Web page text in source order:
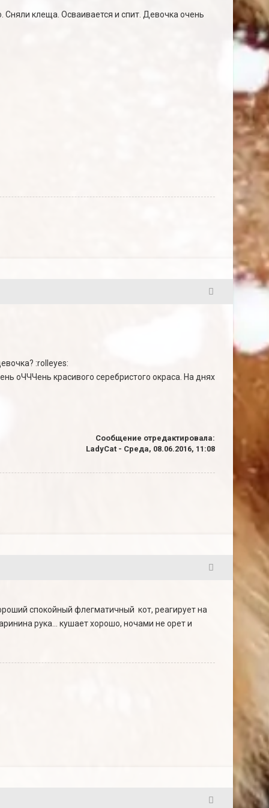
Сняли клеща. Осваивается и спит. Девочка очень
:rolleyes:
оЧЧЧень красивого серебристого окраса. На днях
Сообщение отредактировала:
LadyCat - Среда, 08.06.2016, 11:08
спокойный флегматичный кот, реагирует на
рука... кушает хорошо, ночами не орет и